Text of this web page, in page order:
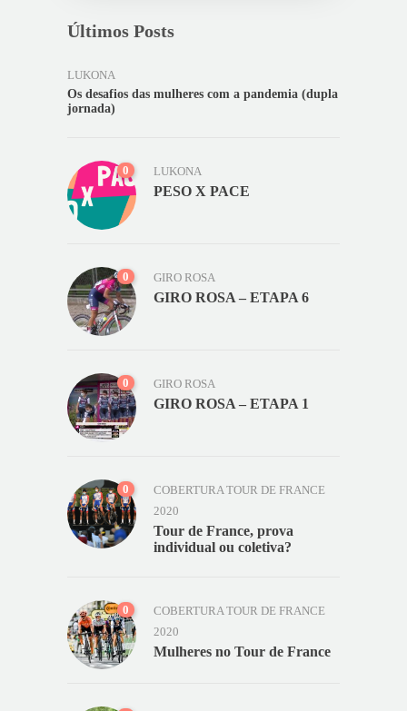
Últimos Posts
LUKONA
Os desafios das mulheres com a pandemia (dupla
jornada)
0 LUKONA
PESO X PACE
0 GIRO ROSA
GIRO ROSA – ETAPA 6
0 GIRO ROSA
GIRO ROSA – ETAPA 1
0
COBERTURA TOUR DE FRANCE
2020
Tour de France, prova
individual ou coletiva?
0
COBERTURA TOUR DE FRANCE
2020
Mulheres no Tour de France